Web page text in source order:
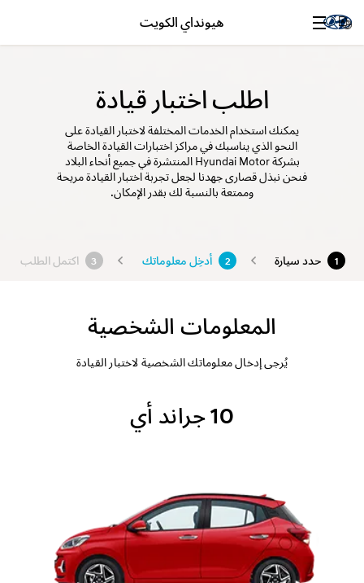
هيونداي الكويت
اطلب اختبار قيادة
يمكنك استخدام الخدمات المختلفة لاختبار القيادة على
النحو الذي يناسبك في مراكز اختبارات القيادة الخاصة
بشركة Hyundai Motor المنتشرة في جميع أنحاء البلاد
فنحن نبذل قصارى جهدنا لجعل تجربة اختبار القيادة مريحة
وممتعة بالنسبة لك بقدر الإمكان.
1 حدد سيارة 2 أدخِل معلوماتك 3 اكتمل الطلب
المعلومات الشخصية
يُرجى إدخال معلوماتك الشخصية لاختبار القيادة
10 جراند أي